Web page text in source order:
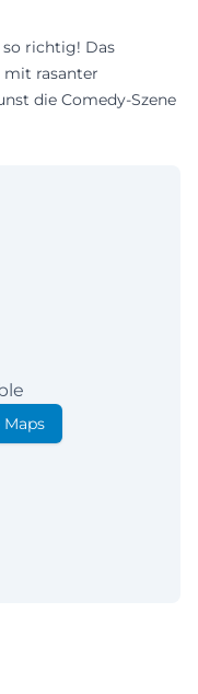
richtig! Das
rasanter
die Comedy-Szene